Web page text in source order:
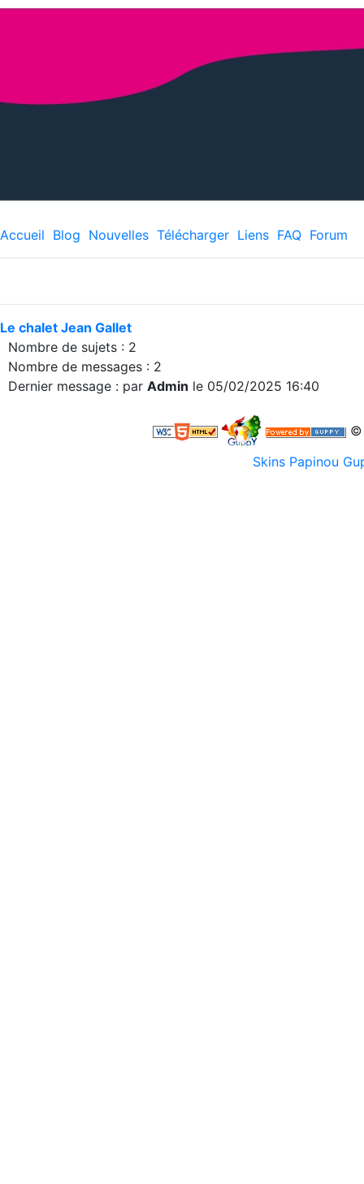
Accueil Blog Nouvelles Télécharger Liens FAQ Forum
Le chalet Jean Gallet
Nombre de sujets : 2
Nombre de messages : 2
Dernier message : par Admin le 05/02/2025 16:40
©
Skins Papinou